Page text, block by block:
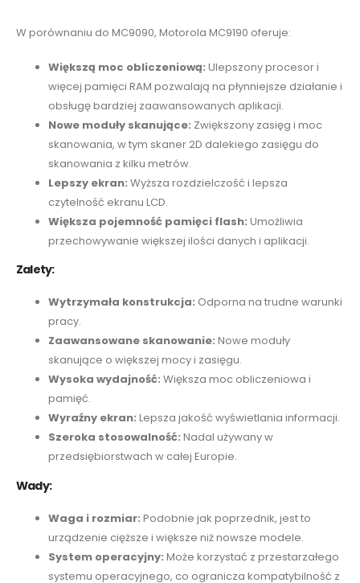
W porównaniu do MC9090, Motorola MC9190 oferuje:
Większą moc obliczeniową: Ulepszony procesor i
więcej pamięci RAM pozwalają na płynniejsze działanie i
obsługę bardziej zaawansowanych aplikacji.
Nowe moduły skanujące: Zwiększony zasięg i moc
skanowania, w tym skaner 2D dalekiego zasięgu do
skanowania z kilku metrów.
Lepszy ekran: Wyższa rozdzielczość i lepsza
czytelność ekranu LCD.
Większa pojemność pamięci flash: Umożliwia
przechowywanie większej ilości danych i aplikacji.
Zalety:
Wytrzymała konstrukcja: Odporna na trudne warunki
pracy.
Zaawansowane skanowanie: Nowe moduły
skanujące o większej mocy i zasięgu.
Wysoka wydajność: Większa moc obliczeniowa i
pamięć.
Wyraźny ekran: Lepsza jakość wyświetlania informacji.
Szeroka stosowalność: Nadal używany w
przedsiębiorstwach w całej Europie.
Wady:
Waga i rozmiar: Podobnie jak poprzednik, jest to
urządzenie cięższe i większe niż nowsze modele.
System operacyjny: Może korzystać z przestarzałego
systemu operacyjnego, co ogranicza kompatybilność z